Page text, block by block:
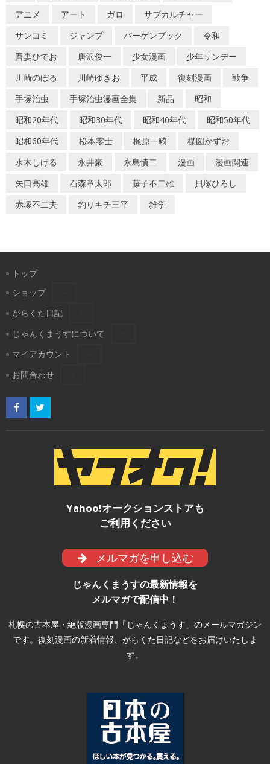
アニメ
アート ガロ
サブカルチャー
サンコミ
ジャンプ バーゲンブック
令和
吾妻ひでお
唐沢俊一 少女漫画
少年サンデー
川崎のぼる
川崎ゆきお 平成 復刻漫画
戦争
手塚治虫
手塚治虫漫画全集 新品
昭和
昭和20年代
昭和30年代 昭和40年代
昭和50年代
昭和60年代
松本零士 梶原一騎
楳図かずお
水木しげる
永井豪 永島慎二 漫画
漫画関連
矢口高雄
石森章太郎 藤子不二雄
貝塚ひろし
赤塚不二夫
釣りキチ三平 雑学
トップ
ショップ
がらくた日記
じゃんくまうすについて
マイアカウント
お問合わせ
Yahoo!オークションストアも
ご利用ください
メルマガを申し込む
じゃんくまうすの最新情報を
メルマガで配信中！
札幌の古本屋・絶版漫画専門「じゃんくまうす」のメールマガジン
です。復刻漫画の新着情報、がらくた日記などをお届けいたしま
す。